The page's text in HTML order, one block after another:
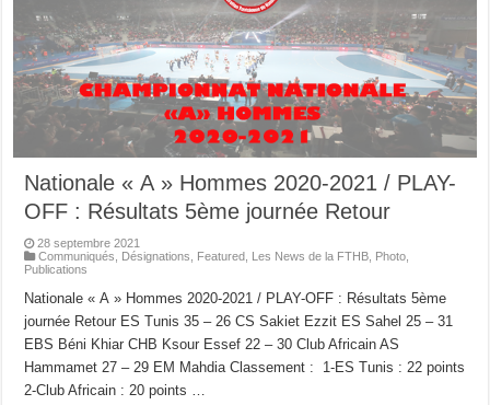
Nationale « A » Hommes 2020-2021 / PLAY-
OFF : Résultats 5ème journée Retour
28 septembre 2021
Communiqués
Désignations Featured Les News de la FTHB Photo
Publications
Nationale « A » Hommes 2020-2021 / PLAY-OFF : Résultats 5ème
journée Retour ES Tunis 35 – 26 CS Sakiet Ezzit ES Sahel 25 – 31
EBS Béni Khiar CHB Ksour Essef 22 – 30 Club Africain AS
Hammamet 27 – 29 EM Mahdia Classement : 1-ES Tunis : 22 points
2-Club Africain : 20 points …